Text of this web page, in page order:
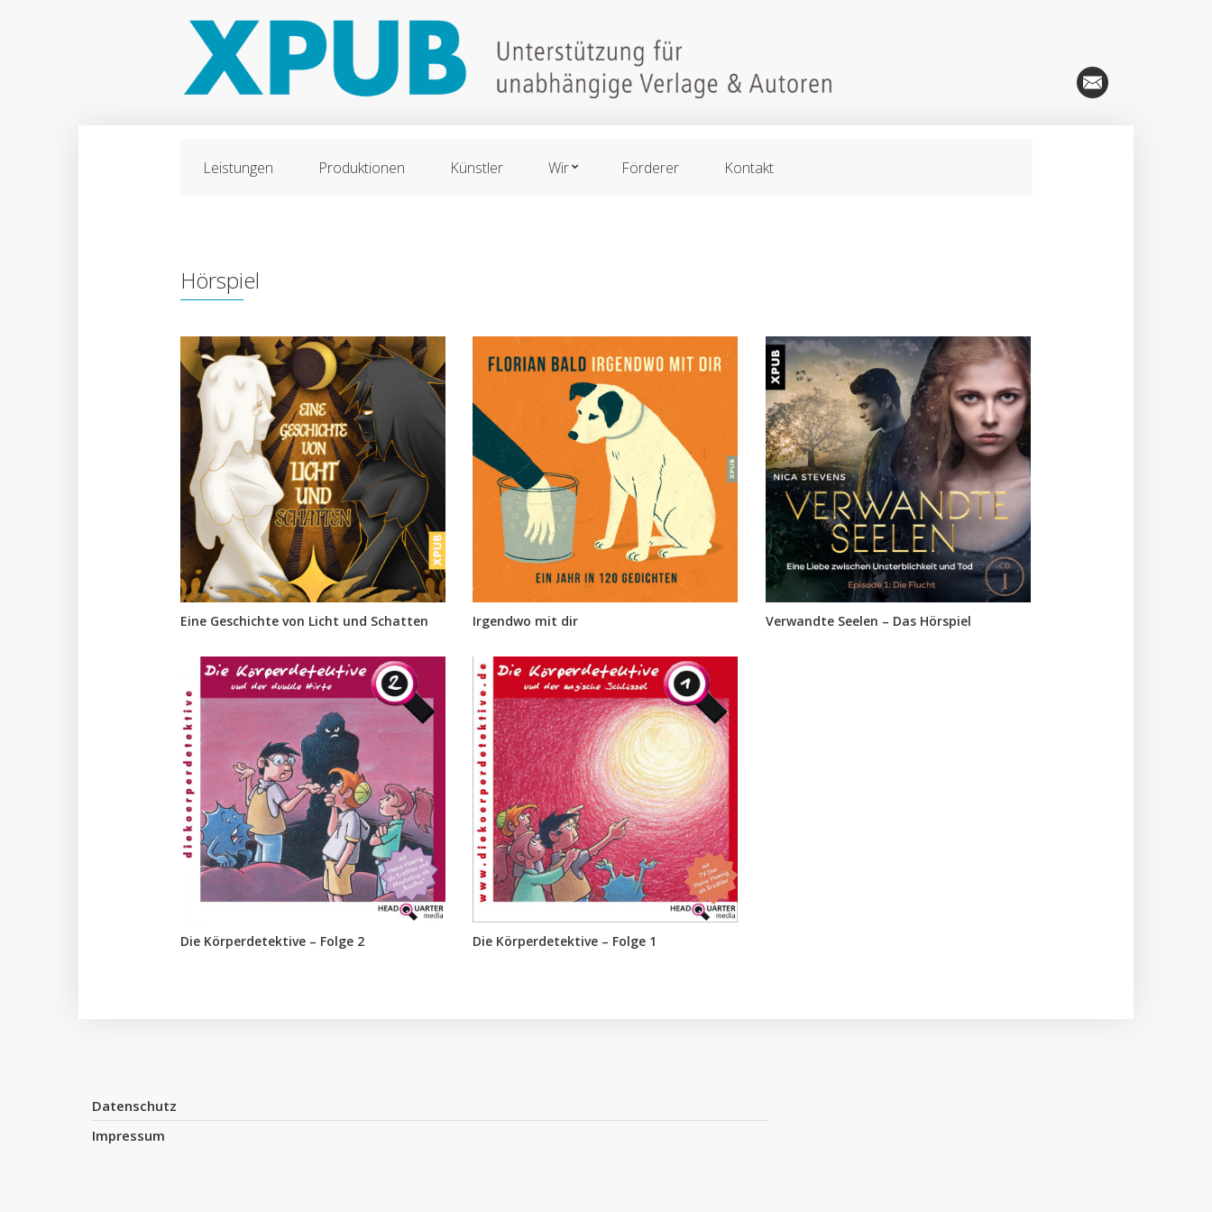
Leistungen Produktionen Künstler Wir Förderer Kontakt
Hörspiel
Eine Geschichte von Licht und Schatten Irgendwo mit dir Verwandte Seelen – Das Hörspiel
Die Körperdetektive – Folge 2 Die Körperdetektive – Folge 1
Datenschutz
Impressum